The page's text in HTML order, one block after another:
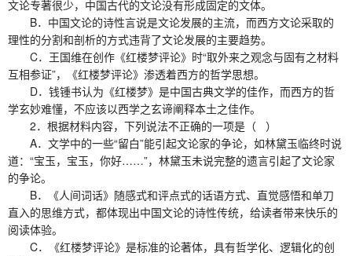
文论专著很少，中国古代的文论没有形成固定的文体。
B．中国文论的诗性言说是文论发展的主流，而西方文论采取的
理性的分割和剖析的方式违背了文论发展的主要趋势。
C．王国维在创作《红楼梦评论》时“取外来之观念与固有之材料
互相参证”，《红楼梦评论》渗透着西方的哲学思想。
D．钱锺书认为《红楼梦》是中国古典文学的佳作，而西方的哲
学玄妙难懂，不应该以西学之玄谛阐释本土之佳作。
2．根据材料内容，下列说法不正确的一项是（ ）
A．文学中的一些“留白”能引起文论家的争论，如林黛玉临终时说
道：“宝玉，宝玉，你好……”，林黛玉未说完整的遗言引起了文论家
的争论。
B．《人间词话》随感式和评点式的话语方式、直觉感悟和单刀
直入的思维方式，都体现出中国文论的诗性传统，给读者带来快乐的
阅读体验。
C．《红楼梦评论》是标准的论著体，具有哲学化、逻辑化的创